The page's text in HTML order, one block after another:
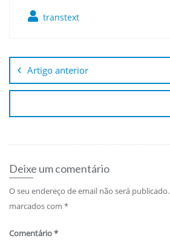
transtext
de
artigos
Artigo anterior
Deixe um comentário
O seu endereço de email não será publicado.
marcados com *
Comentário*